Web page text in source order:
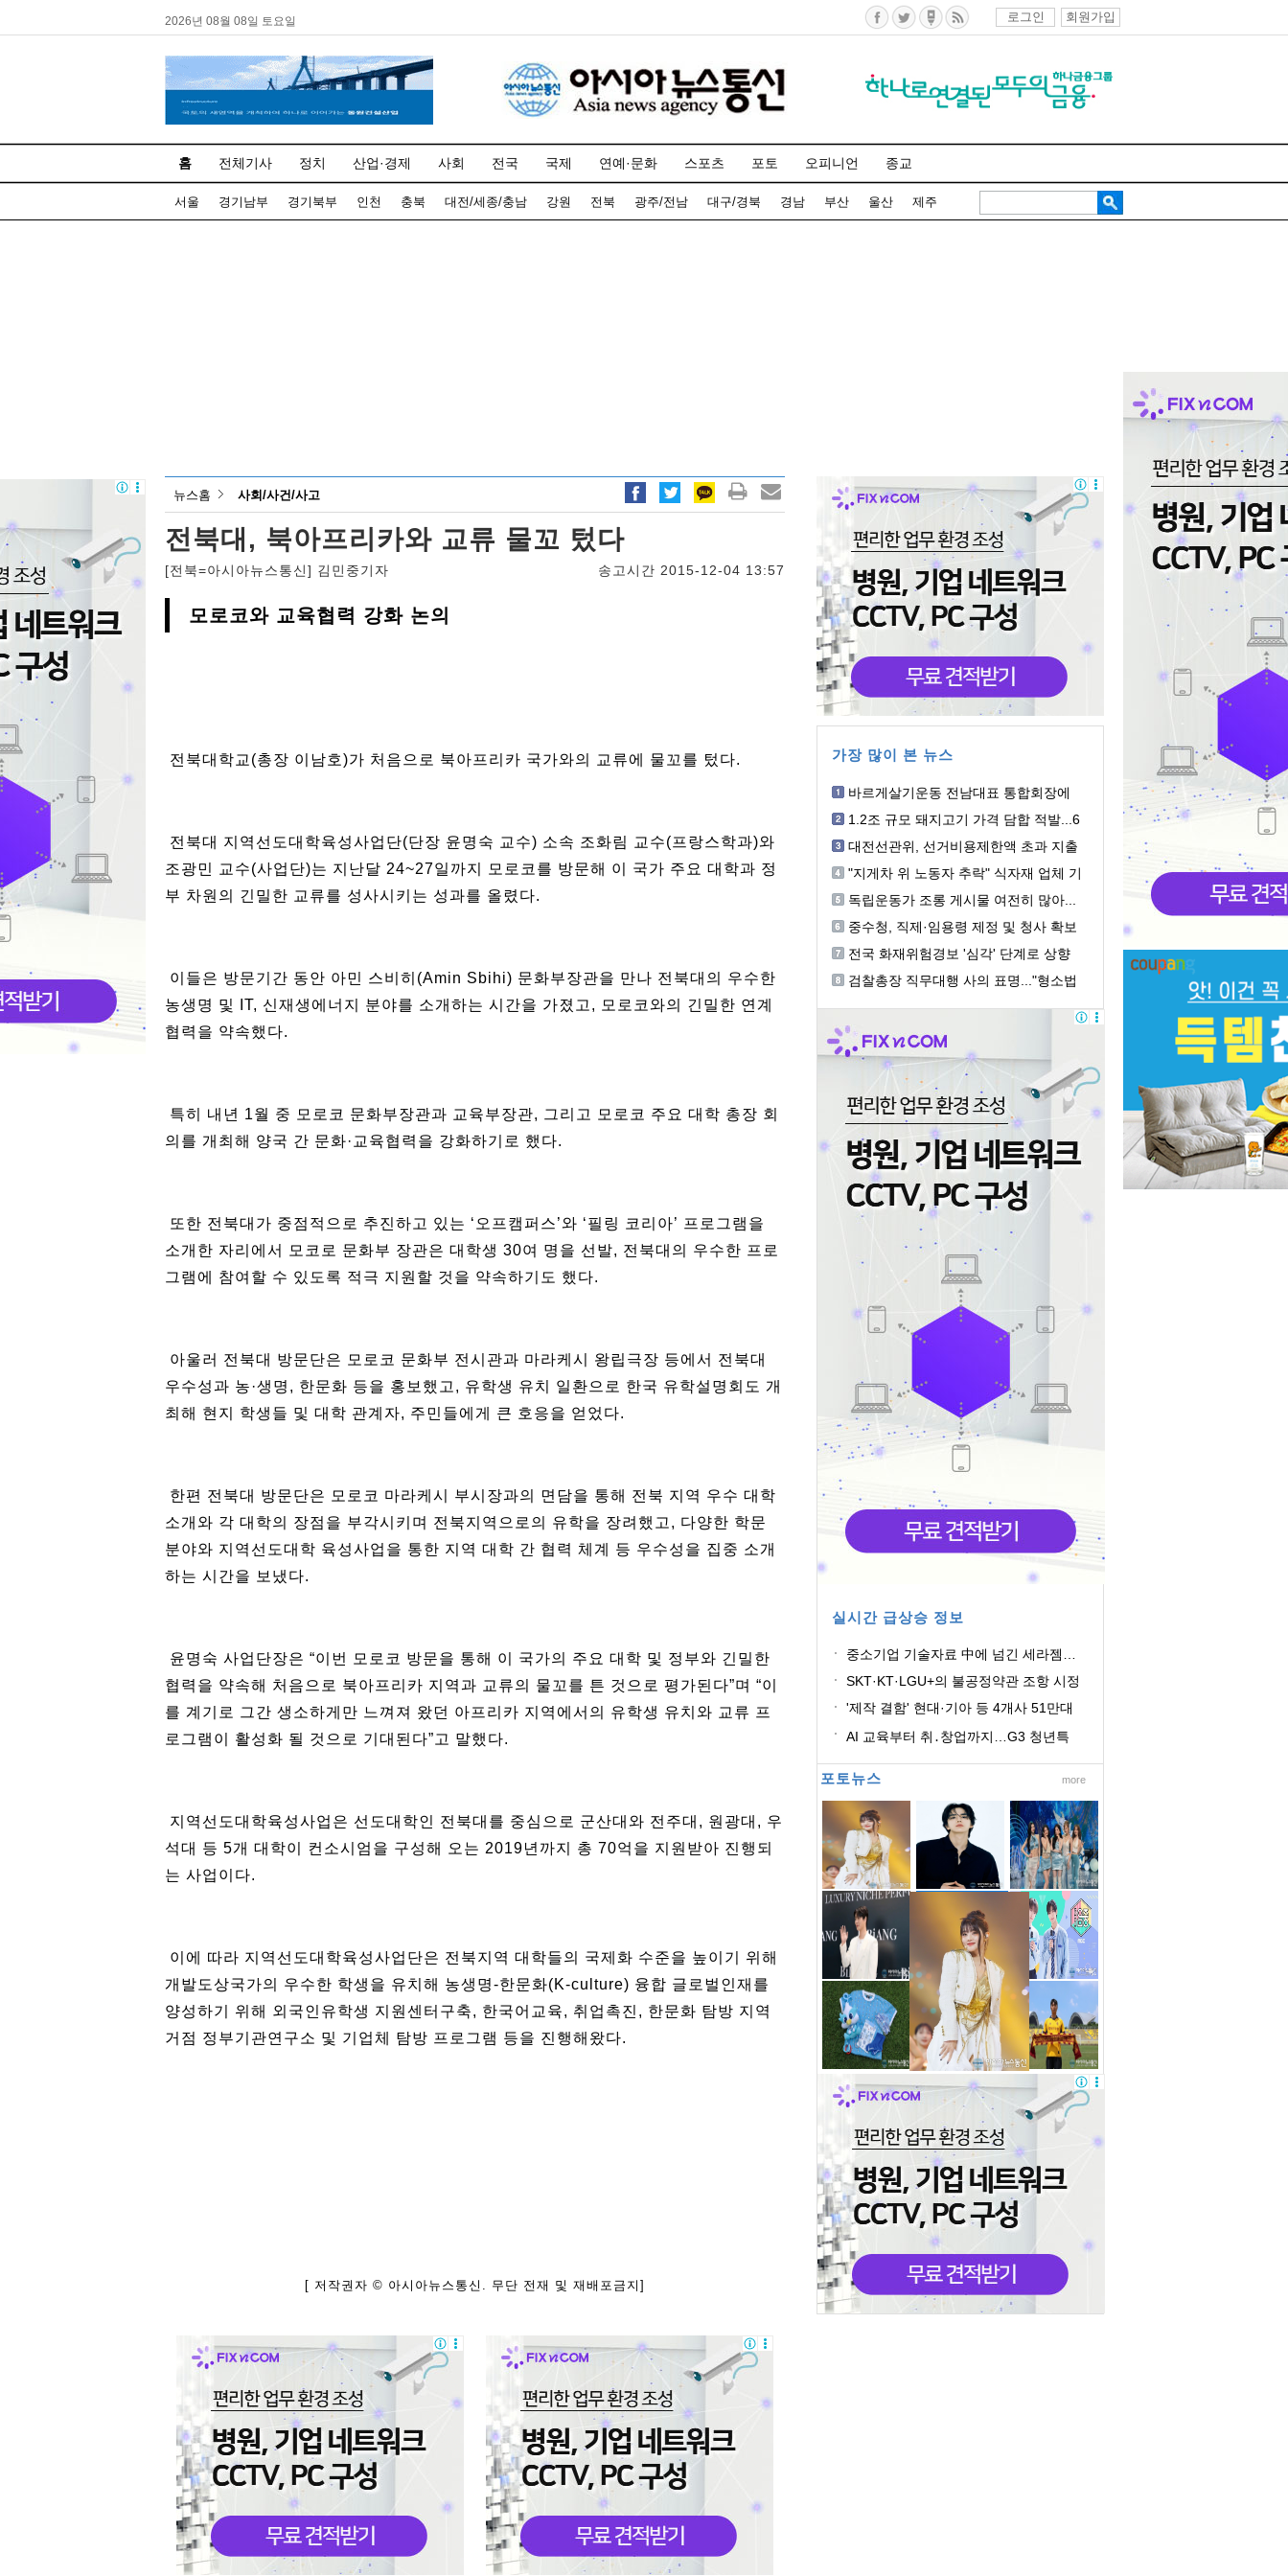
2026년 08월 08일 토요일 로그인 회원가입
홈 전체기사 정치 산업·경제 사회 전국 국제 연예·문화 스포츠 포토 오피니언 종교
서울 경기남부 경기북부 인천 충북 대전/세종/충남 강원 전북 광주/전남 대구/경북 경남 부산 울산 제주
뉴스홈 사회/사건/사고
전북대, 북아프리카와 교류 물꼬 텄다
[전북=아시아뉴스통신] 김민중기자 송고시간 2015-12-04 13:57
모로코와 교육협력 강화 논의
전북대학교(총장 이남호)가 처음으로 북아프리카 국가와의 교류에 물꼬를 텄다.
전북대 지역선도대학육성사업단(단장 윤명숙 교수) 소속 조화림 교수(프랑스학과)와
조광민 교수(사업단)는 지난달 24~27일까지 모로코를 방문해 이 국가 주요 대학과 정
부 차원의 긴밀한 교류를 성사시키는 성과를 올렸다.
이들은 방문기간 동안 아민 스비히(Amin Sbihi) 문화부장관을 만나 전북대의 우수한
농생명 및 IT, 신재생에너지 분야를 소개하는 시간을 가졌고, 모로코와의 긴밀한 연계
협력을 약속했다.
특히 내년 1월 중 모로코 문화부장관과 교육부장관, 그리고 모로코 주요 대학 총장 회
의를 개최해 양국 간 문화·교육협력을 강화하기로 했다.
또한 전북대가 중점적으로 추진하고 있는 ‘오프캠퍼스’와 ‘필링 코리아’ 프로그램을
소개한 자리에서 모코로 문화부 장관은 대학생 30여 명을 선발, 전북대의 우수한 프로
그램에 참여할 수 있도록 적극 지원할 것을 약속하기도 했다.
아울러 전북대 방문단은 모로코 문화부 전시관과 마라케시 왕립극장 등에서 전북대
우수성과 농·생명, 한문화 등을 홍보했고, 유학생 유치 일환으로 한국 유학설명회도 개
최해 현지 학생들 및 대학 관계자, 주민들에게 큰 호응을 얻었다.
한편 전북대 방문단은 모로코 마라케시 부시장과의 면담을 통해 전북 지역 우수 대학
소개와 각 대학의 장점을 부각시키며 전북지역으로의 유학을 장려했고, 다양한 학문
분야와 지역선도대학 육성사업을 통한 지역 대학 간 협력 체계 등 우수성을 집중 소개
하는 시간을 보냈다.
윤명숙 사업단장은 “이번 모로코 방문을 통해 이 국가의 주요 대학 및 정부와 긴밀한
협력을 약속해 처음으로 북아프리카 지역과 교류의 물꼬를 튼 것으로 평가된다”며 “이
를 계기로 그간 생소하게만 느껴져 왔던 아프리카 지역에서의 유학생 유치와 교류 프
로그램이 활성화 될 것으로 기대된다”고 말했다.
지역선도대학육성사업은 선도대학인 전북대를 중심으로 군산대와 전주대, 원광대, 우
석대 등 5개 대학이 컨소시엄을 구성해 오는 2019년까지 총 70억을 지원받아 진행되
는 사업이다.
이에 따라 지역선도대학육성사업단은 전북지역 대학들의 국제화 수준을 높이기 위해
개발도상국가의 우수한 학생을 유치해 농생명-한문화(K-culture) 융합 글로벌인재를
양성하기 위해 외국인유학생 지원센터구축, 한국어교육, 취업촉진, 한문화 탐방 지역
거점 정부기관연구소 및 기업체 탐방 프로그램 등을 진행해왔다.
[ 저작권자 © 아시아뉴스통신. 무단 전재 및 재배포금지]
가장 많이 본 뉴스
바르게살기운동 전남대표 통합회장에
1.2조 규모 돼지고기 가격 담합 적발...6
대전선관위, 선거비용제한액 초과 지출
"지게차 위 노동자 추락" 식자재 업체 기
독립운동가 조롱 게시물 여전히 많아...
중수청, 직제·임용령 제정 및 청사 확보
전국 화재위험경보 '심각' 단계로 상향
검찰총장 직무대행 사의 표명..."형소법
실시간 급상승 정보
중소기업 기술자료 中에 넘긴 세라젬…
SKT·KT·LGU+의 불공정약관 조항 시정
'제작 결함' 현대·기아 등 4개사 51만대
AI 교육부터 취․창업까지…G3 청년특
포토뉴스 more